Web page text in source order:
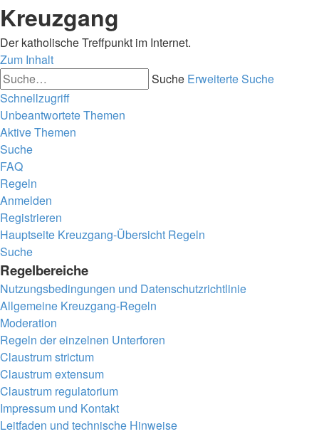
Kreuzgang
Der katholische Treffpunkt im Internet.
Zum Inhalt
Suche Erweiterte Suche
Schnellzugriff
Unbeantwortete Themen
Aktive Themen
Suche
FAQ
Regeln
Anmelden
Registrieren
Hauptseite Kreuzgang-Übersicht Regeln
Suche
Regelbereiche
Nutzungsbedingungen und Datenschutzrichtlinie
Allgemeine Kreuzgang-Regeln
Moderation
Regeln der einzelnen Unterforen
Claustrum strictum
Claustrum extensum
Claustrum regulatorium
Impressum und Kontakt
Leitfaden und technische Hinweise